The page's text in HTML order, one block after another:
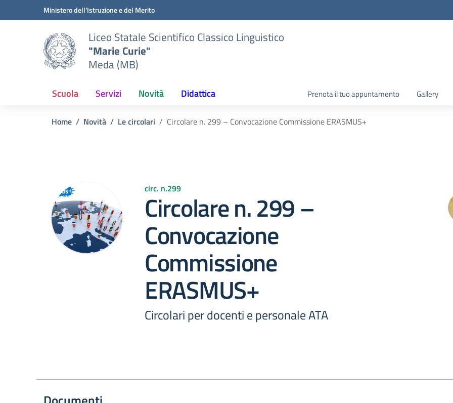
Vai ai contenuti
Vai al menu di navigazioneMinistero dell'Istruzione e del Merito
Liceo Statale Scientifico Classico Linguistico
"Marie Curie"
Meda (MB)
Scuola Servizi Novità Didattica Prenota il tuo appuntamento Gallery
Home Novità Le circolari Circolare n. 299 – Convocazione Commissione ERASMUS+
circ. n.299
Circolare n. 299 –
Convocazione
Commissione
ERASMUS+
Circolari per docenti e personale ATA